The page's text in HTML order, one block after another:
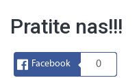
Pratite nas!!!
Facebook 0